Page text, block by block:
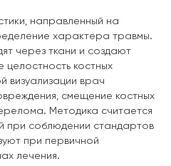
направленный на
характера травмы.
через ткани и создают
костных
визуализации врач
смещение костных
Методика считается
при соблюдении стандартов
при первичной
лечения.